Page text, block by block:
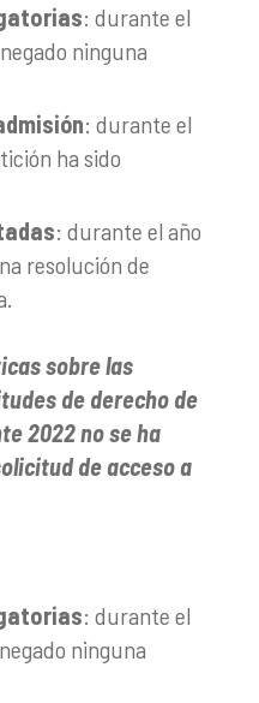
: durante el
ninguna
: durante el
ha sido
: durante el año
resolución de
sobre las
de derecho de
2022 no se ha
de acceso a
: durante el
ninguna